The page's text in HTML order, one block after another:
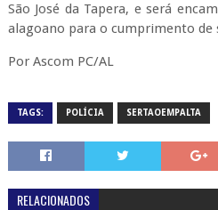
São José da Tapera, e será
alagoano para o cumprimento de
Por Ascom PC/AL
TAGS: POLÍCIA SERTAOEMPALTA
RELACIONADOS